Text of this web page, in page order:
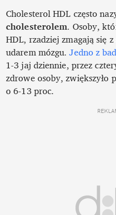
Cholesterol HDL często
cholesterolem. Osoby,
HDL, rzadziej zmagają się
udarem mózgu. Jedno z
1-3 jaj dziennie, przez
zdrowe osoby, zwiększyło
o 6-13 proc.